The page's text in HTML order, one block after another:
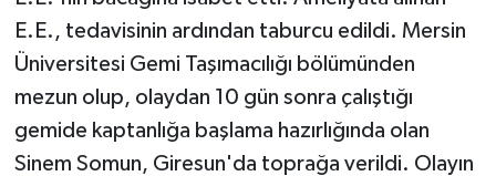
E.E., tedavisinin ardından taburcu edildi. Mersin
Üniversitesi Gemi Taşımacılığı bölümünden
mezun olup, olaydan 10 gün sonra çalıştığı
gemide kaptanlığa başlama hazırlığında olan
Sinem Somun, Giresun'da toprağa verildi. Olayın